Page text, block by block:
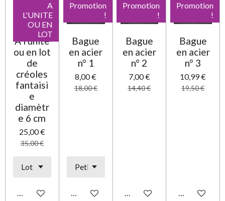
A
L'UNITE
OU EN
LOT
A l'unité
ou en lot
de
créoles
fantaisi
e
diamètr
e 6 cm
25,00 €
35,00 €
Ajouter au panier
Promotion
!
Bague
en acier
n° 1
8,00 €
18,00 €
Ajouter au panier
Promotion
!
Bague
en acier
n° 2
7,00 €
14,40 €
Ajouter au panier
Promotion
!
Bague
en acier
n° 3
10,99 €
19,50 €
Ajouter au